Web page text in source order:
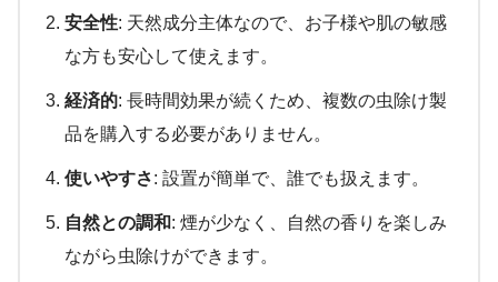
安全性: 天然成分主体なので、お子様や肌の敏感
な方も安心して使えます。
経済的: 長時間効果が続くため、複数の虫除け製
品を購入する必要がありません。
使いやすさ: 設置が簡単で、誰でも扱えます。
自然との調和: 煙が少なく、自然の香りを楽しみ
ながら虫除けができます。